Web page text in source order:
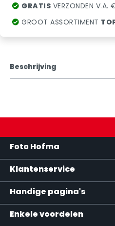
GRATIS VERZONDEN V.A.
GROOT ASSORTIMENT
Beschrijving
Foto Hofma
Klantenservice
Handige pagina's
Enkele voordelen